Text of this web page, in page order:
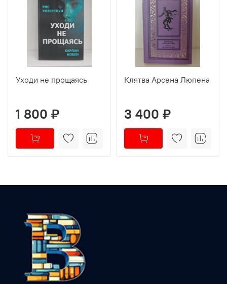
Уходи не прощаясь
1 800 ₽
Клятва Арсена Люпена
3 400 ₽